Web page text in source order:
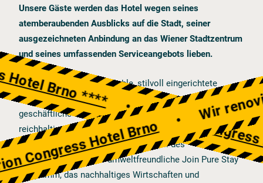
Hotel Brno
Wir
Hotel Brno **** • Clarion
CS EN DE
Unsere Gäste werden das Hotel wegen seines
atemberaubenden Ausblicks auf die Stadt, seiner
ausgezeichneten Anbindung an das Wiener Stadtzentrum
und seines umfassenden Serviceangebots lieben.
Das Hotel bietet komfortable, stilvoll eingerichtete
Zimmer, modernste Konferenzeinrichtungen für
geschäftliche und gesellschaftliche Anlässe sowie ein
reichhaltiges Frühstücksbuffet, das jeden Morgen zum
Genuss wird. Ein wichtiger Bestandteil des
Hotelkonzepts ist das umweltfreundliche Join Pure Stay
Programm, das nachhaltiges Wirtschaften und